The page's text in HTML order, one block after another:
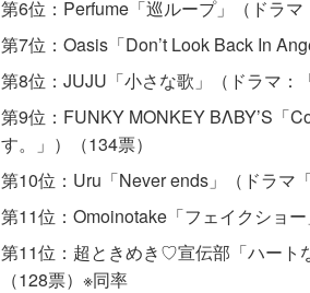
第6位：Perfume「巡ループ」（ドラマ
第7位：Oasis「Don’t Look Back In
第8位：JUJU「小さな歌」（ドラマ：
第9位：FUNKY MONKEY BΛBY’S「
す。」）（134票）
第10位：Uru「Never ends」（ドラマ
第11位：Omoinotake「フェイクショ
第11位：超ときめき♡宣伝部「ハート
（128票）※同率